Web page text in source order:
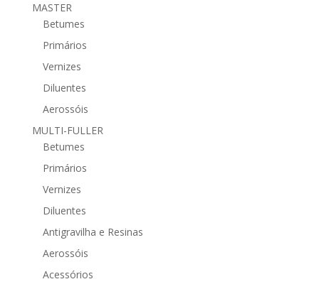
MASTER
Betumes
Primários
Vernizes
Diluentes
Aerossóis
MULTI-FULLER
Betumes
Primários
Vernizes
Diluentes
Antigravilha e Resinas
Aerossóis
Acessórios